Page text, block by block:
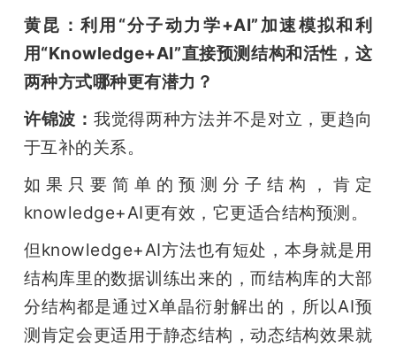
黄昆：利用“分子动力学+AI”加速模拟和利
用“Knowledge+AI”直接预测结构和活性，这
两种方式哪种更有潜力？
许锦波： 我觉得两种方法并不是对立，更趋向
于互补的关系。
如果只要简单的预测分子结构，肯定
knowledge+AI更有效，它更适合结构预测。
但knowledge+AI方法也有短处，本身就是用
结构库里的数据训练出来的，而结构库的大部
分结构都是通过X单晶衍射解出的，所以AI预
测肯定会更适用于静态结构，动态结构效果就